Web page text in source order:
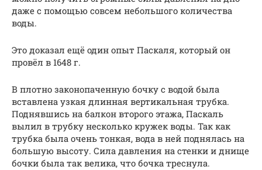
даже с помощью совсем небольшого количества
воды.
Это доказал ещё один опыт Паскаля, который он
провёл в 1648 г.
В плотно законопаченную бочку с водой была
вставлена узкая длинная вертикальная трубка.
Поднявшись на балкон второго этажа, Паскаль
вылил в трубку несколько кружек воды. Так как
трубка была очень тонкая, вода в ней поднялась на
большую высоту. Сила давления на стенки и днище
бочки была так велика, что бочка треснула.